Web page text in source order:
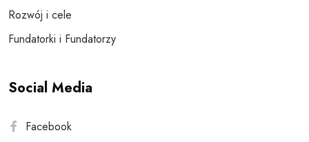
Rozwój i cele
Fundatorki i Fundatorzy
Social Media
Facebook